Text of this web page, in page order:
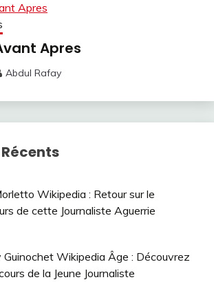
Apres
Abdul Rafay
Wikipedia : Retour sur le
de cette Journaliste Aguerrie
Guinochet Wikipedia Âge : Découvrez
de la Jeune Journaliste